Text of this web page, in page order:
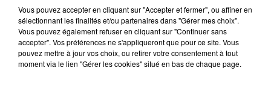
souhaitez l'afficher, merci de nous donner votre accord
en cliquant sur le bouton ci-dessous.
Afficher l'élément
Vous pouvez accepter en cliquant sur "Accepter et fermer", ou affiner en
sélectionnant les finalités et/ou partenaires dans "Gérer mes choix".
Vous pouvez également refuser en cliquant sur "Continuer sans
accepter". Vos préférences ne s'appliqueront que pour ce site. Vous
pouvez mettre à jour vos choix, ou retirer votre consentement à tout
moment via le lien "Gérer les cookies" situé en bas de chaque page.